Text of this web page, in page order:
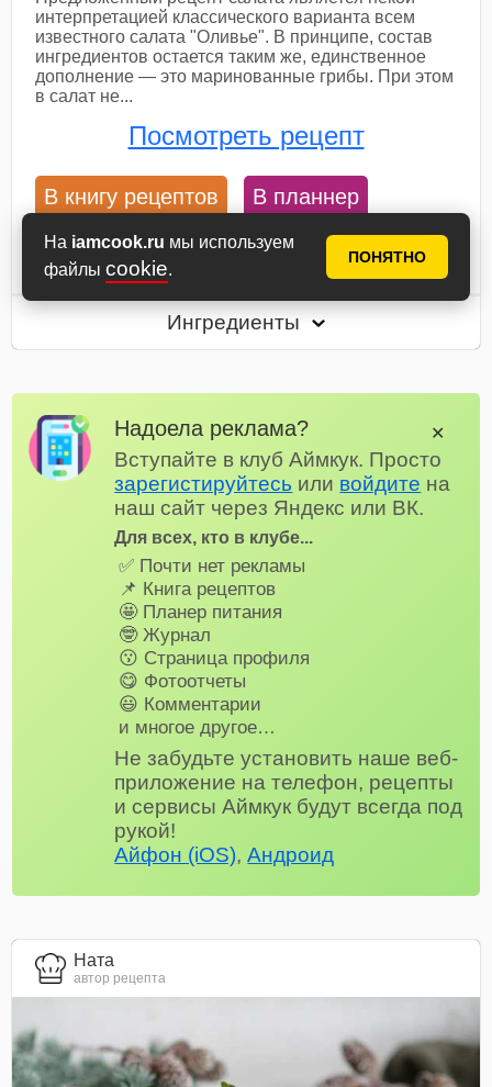
На iamcook.ru мы используем
файлы cookie.
ПОНЯТНО
интерпретацией классического варианта всем
известного салата "Оливье". В принципе, состав
ингредиентов остается таким же, единственное
дополнение — это маринованные грибы. При этом
в салат не...
Посмотреть рецепт
В книгу рецептов В планнер
60 мин 3 13
Ингредиенты
Надоела реклама?
Вступайте в клуб Аймкук. Просто
зарегистируйтесь или войдите на
наш сайт через Яндекс или ВК.
Для всех, кто в клубе...
✅ Почти нет рекламы
📌 Книга рецептов
🤩 Планер питания
🤓 Журнал
😗 Страница профиля
😋 Фотоотчеты
😃 Комментарии
и многое другое…
Не забудьте установить наше веб-
приложение на телефон, рецепты
и сервисы Аймкук будут всегда под
рукой!
Айфон (iOS),Андроид
✕
Ната
автор рецепта